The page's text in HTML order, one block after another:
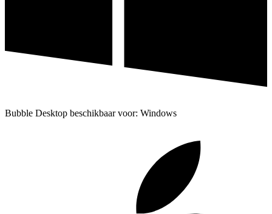
Bubble Desktop beschikbaar voor: Windows